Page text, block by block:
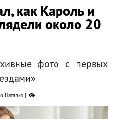
как Кароль и
около 20
фото с первых
Наталья